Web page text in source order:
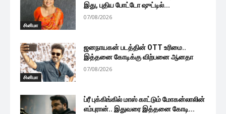
சினிமா
இது, புதிய போட்டோ ஷுட்டில்...
07/08/2026
சினிமா
ஜனநாயகன் படத்தின் OTT உரிமை..
இத்தனை கோடிக்கு விற்பனை ஆனதா
07/08/2026
ப்ரீ புக்கிங்கில் மாஸ் காட்டும் மோகன்லாலின்
எம்புரான்.. இதுவரை இத்தனை கோடி...